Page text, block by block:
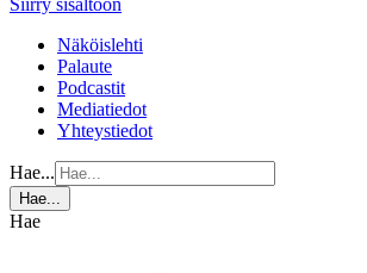
Siirry sisältöön
Näköislehti
Palaute
Podcastit
Mediatiedot
Yhteystiedot
Hae...
Hae...
Hae